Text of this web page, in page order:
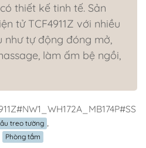
thiết kế tinh tế. Sản
tử TCF4911Z với nhiều
tự động đóng mở,
làm ấm bệ ngồi,
treo tường
Phòng tắm